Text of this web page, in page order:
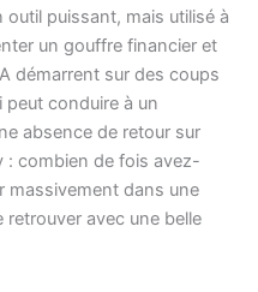
outil puissant, mais utilisé à
un gouffre financier et
démarrent sur des coups
conduire à un
absence de retour sur
: combien de fois avez-
massivement dans une
avec une belle